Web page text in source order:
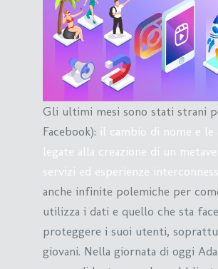
Gli ultimi mesi sono stati strani
Facebook): il cambio di nome e le
legate alla creazione di un
servizi ed esperienze
anche infinite polemiche per
utilizza i dati e quello che sta
proteggere i suoi utenti,
giovani. Nella giornata di oggi